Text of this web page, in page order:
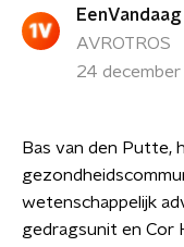
EenVandaag
AVROTROS
24
Bas van den Putte,
wetenschappelijk
gedragsunit en Cor